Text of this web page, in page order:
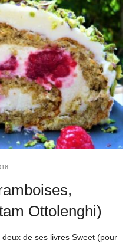
Ottolenghi)
de ses livres Sweet (pour